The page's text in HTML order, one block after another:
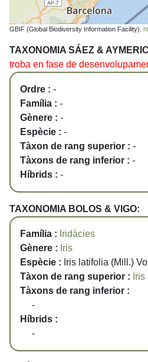
GBIF (Global Biodiversity Information Facility).
TAXONOMIA SÁEZ &
troba en fase de
Ordre : -
Família : -
Gènere : -
Espècie : -
Tàxon de rang superior : -
Tàxons de rang inferior : -
Híbrids : -
TAXONOMIA BOLOS & VIGO:
Família : Iridàcies
Gènere : Iris
Espècie : Iris latifolia (Mill.)
Tàxon de rang superior :
Tàxons de rang inferior :
-
Híbrids :
-